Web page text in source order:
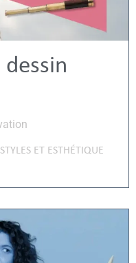
dessin
STYLES ET ESTHÉTIQUE